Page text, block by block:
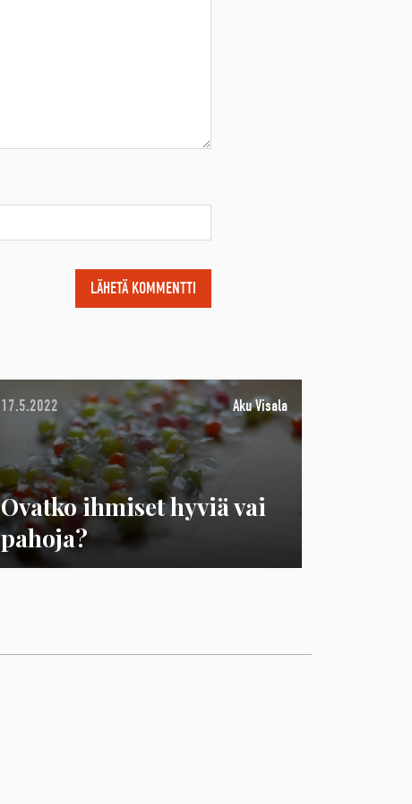
17.5.2022 Aku Visala
Ovatko ihmiset hyviä vai
pahoja?